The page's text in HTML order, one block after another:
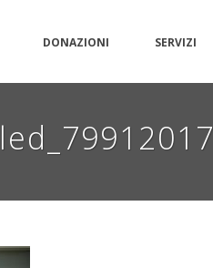
DONAZIONI SERVIZI